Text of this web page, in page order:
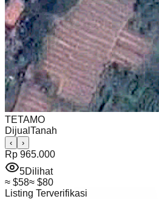
TETAMO
Dijual Tanah
‹ ›
Rp 965.000
5Dilihat
≈ $58≈ $80
Listing Terverifikasi